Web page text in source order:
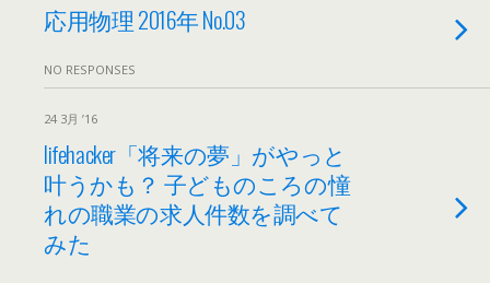
応用物理 2016年 No.03
NO RESPONSES
24 3月 ’16
lifehacker「将来の夢」がやっと
叶うかも？ 子どものころの憧
れの職業の求人件数を調べて
みた